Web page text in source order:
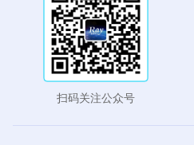
扫码关注公众号